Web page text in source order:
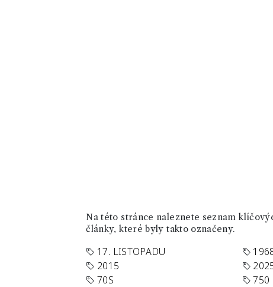
Na této stránce naleznete seznam
články, které byly takto označeny.
17. LISTOPADU
2015
70S
750